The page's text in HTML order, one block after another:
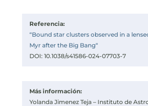
Referencia:
“Bound star clusters observed in a
Myr after the Big Bang“
DOI: 10.1038/s41586-024-07703-7
Más información:
Yolanda Jimenez Teja – Instituto de